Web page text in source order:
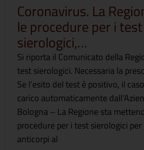
Coronavirus. La
le procedure per i test
sierologici,…
Si riporta il Comunicato della
test sierologici. Necessaria la
Se l’esito del test è positivo, il
carico automaticamente
Bologna – La Regione sta
procedure per i test sierologici
anticorpi al